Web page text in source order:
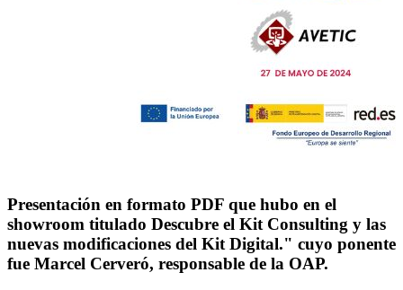
Presentación en formato PDF que hubo en el
showroom titulado Descubre el Kit Consulting y las
nuevas modificaciones del Kit Digital." cuyo ponente
fue Marcel Cerveró, responsable de la OAP.